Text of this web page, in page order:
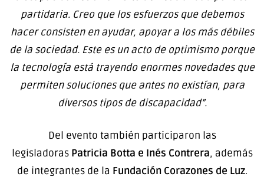
partidaria. Creo que los esfuerzos que debemos
hacer consisten en ayudar, apoyar a los más débiles
de la sociedad. Este es un acto de optimismo porque
la tecnología está trayendo enormes novedades que
permiten soluciones que antes no existían, para
diversos tipos de discapacidad”.
Del evento también participaron las
legisladoras Patricia Botta e Inés Contrera, además
de integrantes de la Fundación Corazones de Luz.